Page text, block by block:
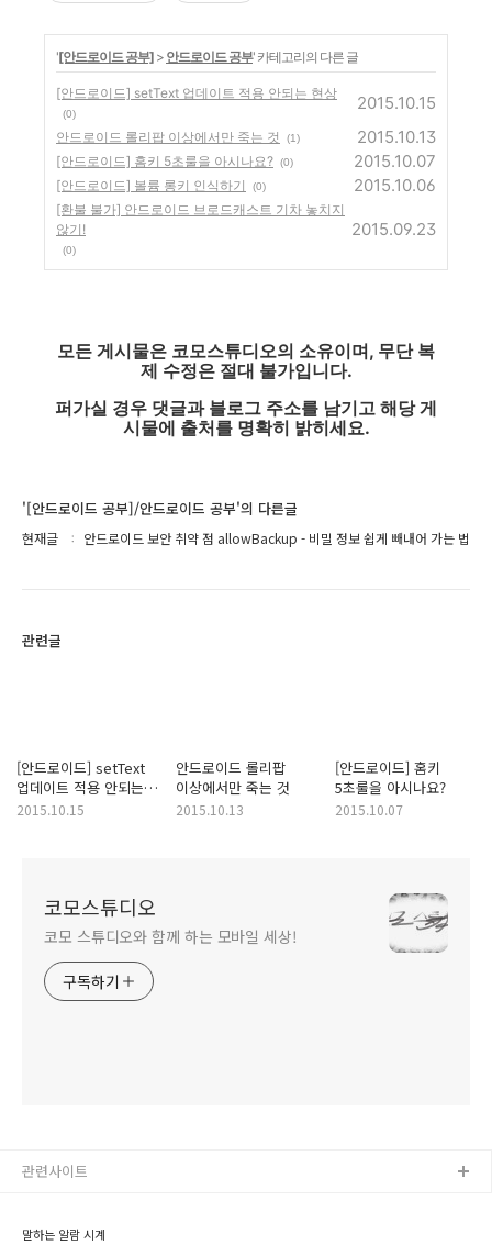
'[안드로이드 공부] > 안드로이드 공부' 카테고리의 다른 글
[안드로이드] setText 업데이트 적용 안되는 현상
(0)
2015.10.15
안드로이드 롤리팝 이상에서만 죽는 것 (1) 2015.10.13
[안드로이드] 홈키 5초룰을 아시나요? (0) 2015.10.07
[안드로이드] 볼륨 롱키 인식하기 (0) 2015.10.06
[환불 불가] 안드로이드 브로드캐스트 기차 놓치지
않기!
(0)
2015.09.23
모든 게시물은 코모스튜디오의 소유이며, 무단 복
제 수정은 절대 불가입니다.
퍼가실 경우 댓글과 블로그 주소를 남기고 해당 게
시물에 출처를 명확히 밝히세요.
'[안드로이드 공부]/안드로이드 공부'의 다른글
현재글 안드로이드 보안 취약 점 allowBackup - 비밀 정보 쉽게 빼내어 가는 법
관련글
[안드로이드] setText
업데이트 적용 안되는
현상
2015.10.15
안드로이드 롤리팝
이상에서만 죽는 것
2015.10.13
[안드로이드] 홈키
5초룰을 아시나요?
2015.10.07
코모스튜디오
코모 스튜디오와 함께 하는 모바일 세상!
구독하기
말하는 알람 시계
관련사이트